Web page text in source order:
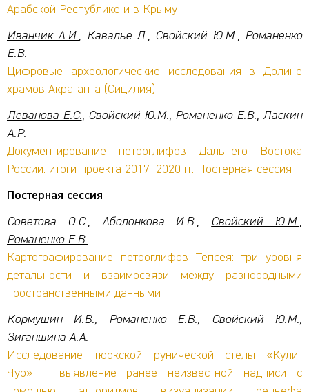
Арабской Республике и в Крыму
Иванчик А.И., Кавалье Л., Свойский Ю.М., Романенко
Е.В.
Цифровые археологические исследования в Долине
храмов Акраганта (Сицилия)
Леванова Е.С., Свойский Ю.М., Романенко Е.В., Ласкин
А.Р.
Документирование петроглифов Дальнего Востока
России: итоги проекта 2017–2020 гг. Постерная сессия
Постерная сессия
Советова О.С., Аболонкова И.В., Свойский Ю.М.,
Романенко Е.В.
Картографирование петроглифов Тепсея: три уровня
детальности и взаимосвязи между разнородными
пространственными данными
Кормушин И.В., Романенко Е.В., Свойский Ю.М.,
Зиганшина А.А.
Исследование тюркской рунической стелы «Кули-
Чур» – выявление ранее неизвестной надписи с